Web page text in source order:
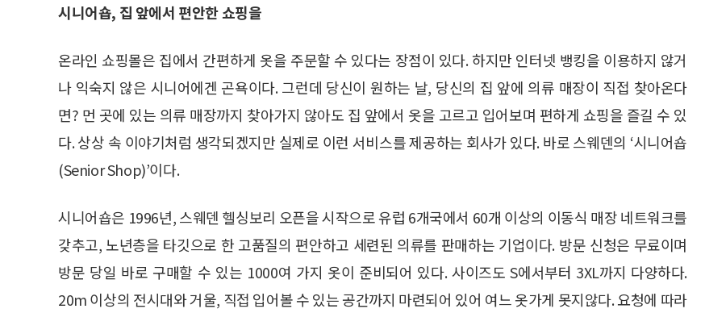
시니어숍, 집 앞에서 편안한 쇼핑을
온라인 쇼핑몰은 집에서 간편하게 옷을 주문할 수 있다는 장점이 있다. 하지만 인터넷 뱅킹을 이용하지 않거
나 익숙지 않은 시니어에겐 곤욕이다. 그런데 당신이 원하는 날, 당신의 집 앞에 의류 매장이 직접 찾아온다
면? 먼 곳에 있는 의류 매장까지 찾아가지 않아도 집 앞에서 옷을 고르고 입어보며 편하게 쇼핑을 즐길 수 있
다. 상상 속 이야기처럼 생각되겠지만 실제로 이런 서비스를 제공하는 회사가 있다. 바로 스웨덴의 ‘시니어숍
(Senior Shop)’이다.
시니어숍은 1996년, 스웨덴 헬싱보리 오픈을 시작으로 유럽 6개국에서 60개 이상의 이동식 매장 네트워크를
갖추고, 노년층을 타깃으로 한 고품질의 편안하고 세련된 의류를 판매하는 기업이다. 방문 신청은 무료이며
방문 당일 바로 구매할 수 있는 1000여 가지 옷이 준비되어 있다. 사이즈도 S에서부터 3XL까지 다양하다.
20m 이상의 전시대와 거울, 직접 입어볼 수 있는 공간까지 마련되어 있어 여느 옷가게 못지않다. 요청에 따라